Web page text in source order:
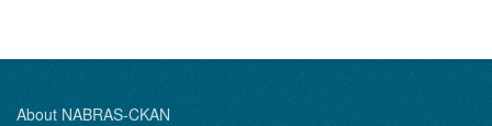
About NABRAS-CKAN